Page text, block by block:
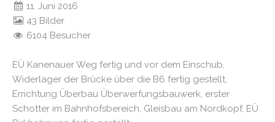
11. Juni 2016
43 Bilder
6104 Besucher
EÜ Kanenauer Weg fertig und vor dem Einschub,
Widerlager der Brücke über die B6 fertig gestellt,
Errichtung Überbau Überwerfungsbauwerk, erster
Schotter im Bahnhofsbereich, Gleisbau am Nordkopf, EÜ